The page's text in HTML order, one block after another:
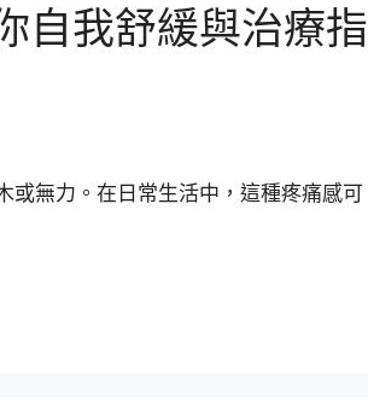
自我舒緩與治療指
或無力。在日常生活中，這種疼痛感可